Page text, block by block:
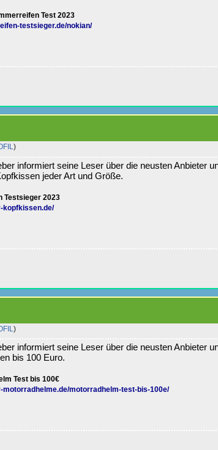
Test 2023
testsieger.de/nokian/
)
informiert seine Leser über die neusten Anbieter
jeder Art und Größe.
Testsieger 2023
kopfkissen.de/
)
informiert seine Leser über die neusten Anbieter
bis 100 Euro.
Test bis 100€
motorradhelme.de/motorradhelm-test-bis-100e/